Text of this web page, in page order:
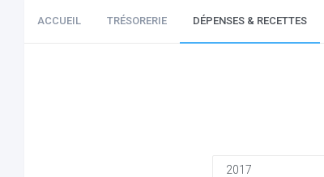
ACCUEIL TRÉSORERIE DÉPENSES & RECETTES